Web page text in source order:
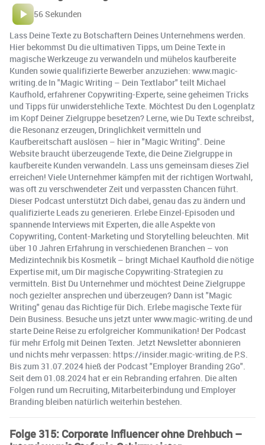
56 Sekunden
Lass Deine Texte zu Botschaftern Deines Unternehmens werden.
Hier bekommst Du die ultimativen Tipps, um Deine Texte in
magische Werkzeuge zu verwandeln und mühelos kaufbereite
Kunden sowie qualifizierte Bewerber anzuziehen: www.magic-
writing.de In "Magic Writing – Dein Textlabor" teilt Michael
Kaufhold, erfahrener Copywriting-Experte, seine geheimen Tricks
und Tipps für unwiderstehliche Texte. Möchtest Du den Logenplatz
im Kopf Deiner Zielgruppe besetzen? Lerne, wie Du Texte schreibst,
die Resonanz erzeugen, Dringlichkeit vermitteln und
Kaufbereitschaft auslösen – hier in "Magic Writing". Deine
Website braucht überzeugende Texte, die Deine Zielgruppe in
kaufbereite Kunden verwandeln. Lass uns gemeinsam dieses Ziel
erreichen! Viele Unternehmer kämpfen mit der richtigen Wortwahl,
was oft zu verschwendeter Zeit und verpassten Chancen führt.
Dieser Podcast unterstützt Dich dabei, genau das zu ändern und
qualifizierte Leads zu generieren. Erlebe Einzel-Episoden und
spannende Interviews mit Experten, die alle Aspekte von
Copywriting, Content-Marketing und Storytelling beleuchten. Mit
über 10 Jahren Erfahrung in verschiedenen Branchen – von
Medizintechnik bis Kosmetik – bringt Michael Kaufhold die nötige
Expertise mit, um Dir magische Copywriting-Strategien zu
vermitteln. Bist Du Unternehmer und möchtest Deine Zielgruppe
noch gezielter ansprechen und überzeugen? Dann ist "Magic
Writing" genau das Richtige für Dich. Erlebe magische Texte für
Dein Business. Besuche uns jetzt unter www.magic-writing.de und
starte Deine Reise zu erfolgreicher Kommunikation! Der Podcast
für mehr Erfolg mit Deinen Texten. Jetzt Newsletter abonnieren
und nichts mehr verpassen: https://insider.magic-writing.de P.S.
Bis zum 31.07.2024 hieß der Podcast "Employer Branding 2Go".
Seit dem 01.08.2024 hat er ein Rebranding erfahren. Die alten
Folgen rund um Recruiting, Mitarbeiterbindung und Employer
Branding bleiben natürlich weiterhin bestehen.
Folge 315: Corporate Influencer ohne Drehbuch –